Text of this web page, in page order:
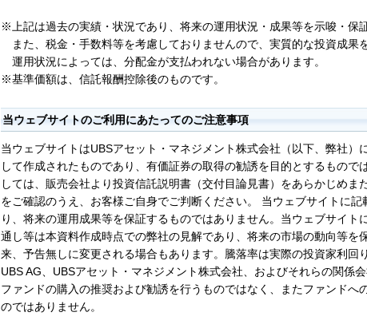
※上記は過去の実績・状況であり、将来の運用状況・成果等を示唆・保
また、税金・手数料等を考慮しておりませんので、実質的な投資成果
運用状況によっては、分配金が支払われない場合があります。
※基準価額は、信託報酬控除後のものです。
当ウェブサイトのご利用にあたってのご注意事項
当ウェブサイトはUBSアセット・マネジメント株式会社（以下、弊社）
して作成されたものであり、有価証券の取得の勧誘を目的とするもので
しては、販売会社より投資信託説明書（交付目論見書）をあらかじめま
をご確認のうえ、お客様ご自身でご判断ください。 当ウェブサイトに
り、将来の運用成果等を保証するものではありません。当ウェブサイト
通し等は本資料作成時点での弊社の見解であり、将来の市場の動向等を
来、予告無しに変更される場合もあります。騰落率は実際の投資家利回
UBS AG、UBSアセット・マネジメント株式会社、およびそれらの関係
ファンドの購入の推奨および勧誘を行うものではなく、またファンドへ
のではありません。